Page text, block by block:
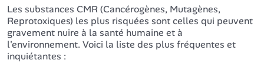
Les substances CMR (Cancérogènes, Mutagènes,
Reprotoxiques) les plus risquées sont celles qui peuvent
gravement nuire à la santé humaine et à
l'environnement. Voici la liste des plus fréquentes et
inquiétantes :